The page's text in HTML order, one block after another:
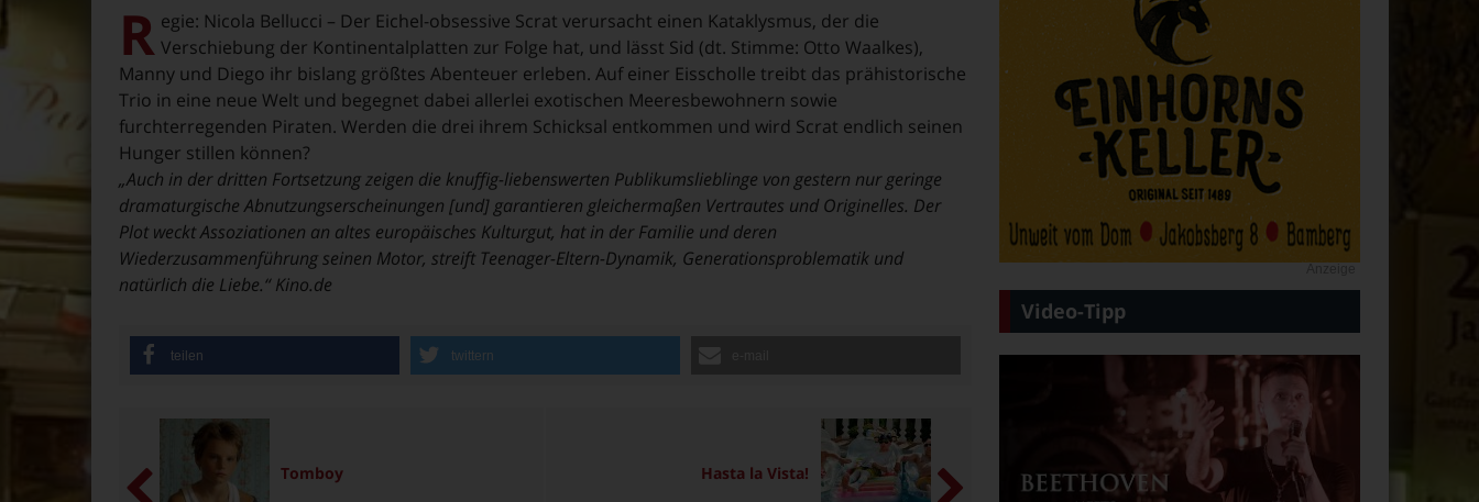
R egie: Nicola Bellucci – Der Eichel-obsessive Scrat verursacht einen Kataklysmus, der die
Verschiebung der Kontinentalplatten zur Folge hat, und lässt Sid (dt. Stimme: Otto Waalkes),
Manny und Diego ihr bislang größtes Abenteuer erleben. Auf einer Eisscholle treibt das prähistorische
Trio in eine neue Welt und begegnet dabei allerlei exotischen Meeresbewohnern sowie
furchterregenden Piraten. Werden die drei ihrem Schicksal entkommen und wird Scrat endlich seinen
Hunger stillen können?
„Auch in der dritten Fortsetzung zeigen die knuffig-liebenswerten Publikumslieblinge von gestern nur geringe
dramaturgische Abnutzungserscheinungen [und] garantieren gleichermaßen Vertrautes und Originelles. Der
Plot weckt Assoziationen an altes europäisches Kulturgut, hat in der Familie und deren
Wiederzusammenführung seinen Motor, streift Teenager-Eltern-Dynamik, Generationsproblematik und
natürlich die Liebe.“ Kino.de
teilen twittern
Tomboy Hasta la Vista!
Video-Tipp